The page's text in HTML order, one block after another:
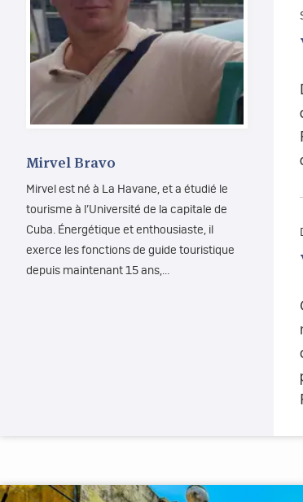
Mirvel Bravo
Mirvel est né à La Havane, et a étudié le
tourisme à l’Université de la capitale de
Cuba. Énergétique et enthousiaste, il
exerce les fonctions de guide touristique
depuis maintenant 15 ans,…